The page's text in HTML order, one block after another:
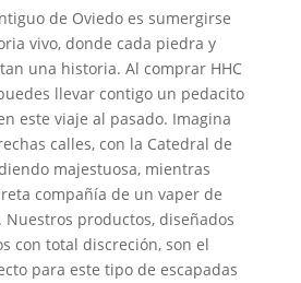
de Oviedo es sumergirse
vivo, donde cada piedra y
una historia. Al comprar HHC
llevar contigo un pedacito
este viaje al pasado. Imagina
calles, con la Catedral de
majestuosa, mientras
compañía de un vaper de
Nuestros productos, diseñados
con total discreción, son el
para este tipo de escapadas